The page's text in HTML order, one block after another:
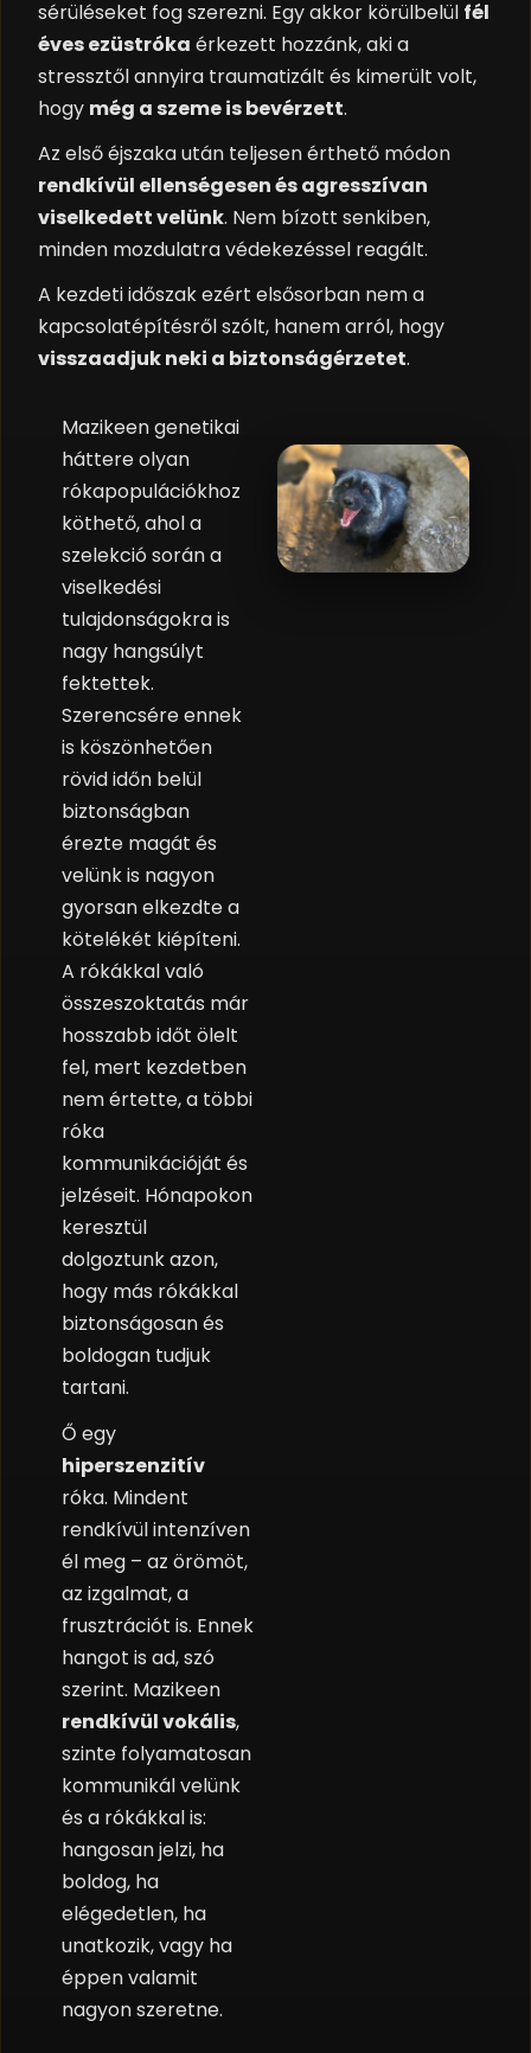
sérüléseket fog szerezni. Egy akkor körülbelül fél
éves ezüstróka érkezett hozzánk, aki a
stressztől annyira traumatizált és kimerült volt,
hogy még a szeme is bevérzett.
Az első éjszaka után teljesen érthető módon
rendkívül ellenségesen és agresszívan
viselkedett velünk. Nem bízott senkiben,
minden mozdulatra védekezéssel reagált.
A kezdeti időszak ezért elsősorban nem a
kapcsolatépítésről szólt, hanem arról, hogy
visszaadjuk neki a biztonságérzetet.
Mazikeen genetikai
háttere olyan
rókapopulációkhoz
köthető, ahol a
szelekció során a
viselkedési
tulajdonságokra is
nagy hangsúlyt
fektettek.
Szerencsére ennek
is köszönhetően
rövid időn belül
biztonságban
érezte magát és
velünk is nagyon
gyorsan elkezdte a
kötelékét kiépíteni.
A rókákkal való
összeszoktatás már
hosszabb időt ölelt
fel, mert kezdetben
nem értette, a többi
róka
kommunikációját és
jelzéseit. Hónapokon
keresztül
dolgoztunk azon,
hogy más rókákkal
biztonságosan és
boldogan tudjuk
tartani.
Ő egy
hiperszenzitív
róka. Mindent
rendkívül intenzíven
él meg – az örömöt,
az izgalmat, a
frusztrációt is. Ennek
hangot is ad, szó
szerint. Mazikeen
rendkívül vokális,
szinte folyamatosan
kommunikál velünk
és a rókákkal is:
hangosan jelzi, ha
boldog, ha
elégedetlen, ha
unatkozik, vagy ha
éppen valamit
nagyon szeretne.